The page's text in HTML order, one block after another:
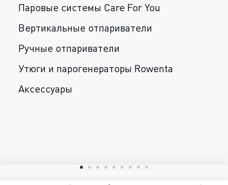
Паровые системы Care For You
Вертикальные отпариватели
Ручные отпариватели
Утюги и парогенераторы Rowenta
Аксессуары